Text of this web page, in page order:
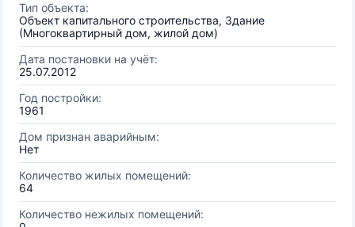
Тип объекта:
Объект капитального строительства, Здание
(Многоквартирный дом, жилой дом)
Дата постановки на учёт:
25.07.2012
Год постройки:
1961
Дом признан аварийным:
Нет
Количество жилых помещений:
64
Количество нежилых помещений: